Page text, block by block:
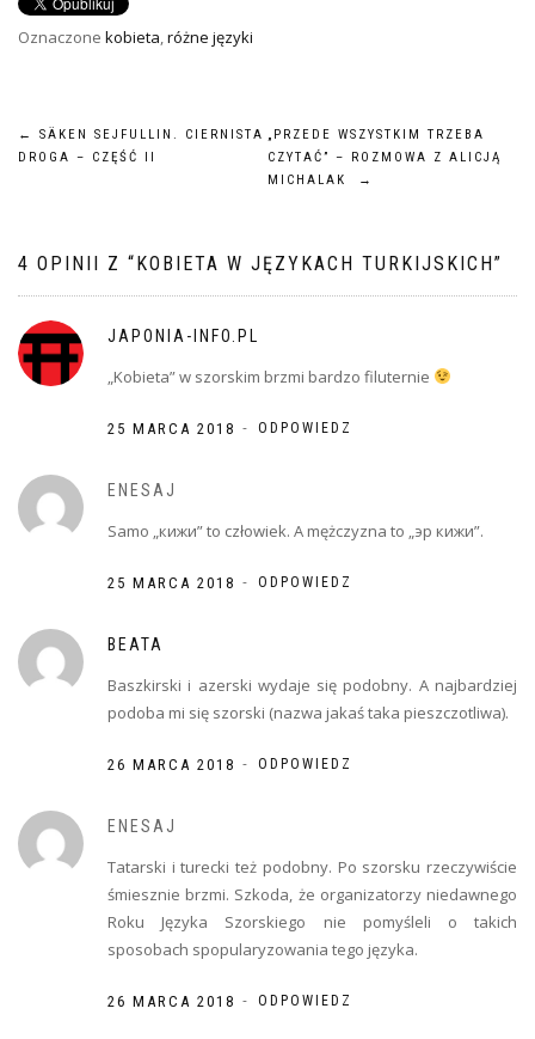
Oznaczone kobieta różne języki
NAWIGACJA
WPISU
←
SÄKEN SEJFULLIN. CIERNISTA
DROGA – CZĘŚĆ II
„PRZEDE WSZYSTKIM TRZEBA
CZYTAĆ” – ROZMOWA Z ALICJĄ
MICHALAK
→
4 OPINII Z “KOBIETA W JĘZYKACH TURKIJSKICH”
JAPONIA-INFO.PL
„Kobieta” w szorskim brzmi bardzo filuternie
25 MARCA 2018 - ODPOWIEDZ
ENESAJ
Samo „кижи” to człowiek. A mężczyzna to „эр кижи”.
25 MARCA 2018 - ODPOWIEDZ
BEATA
Baszkirski i azerski wydaje się podobny. A najbardziej
podoba mi się szorski (nazwa jakaś taka pieszczotliwa).
26 MARCA 2018 - ODPOWIEDZ
ENESAJ
Tatarski i turecki też podobny. Po szorsku rzeczywiście
śmiesznie brzmi. Szkoda, że organizatorzy niedawnego
Roku Języka Szorskiego nie pomyśleli o takich
sposobach spopularyzowania tego języka.
26 MARCA 2018 - ODPOWIEDZ